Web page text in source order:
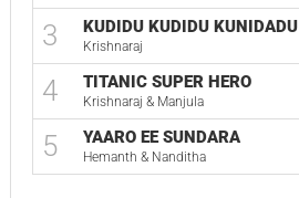
3 KUDIDU KUDIDU KUNIDADU
Krishnaraj
4 TITANIC SUPER HERO
Krishnaraj & Manjula
5 YAARO EE SUNDARA
Hemanth & Nanditha